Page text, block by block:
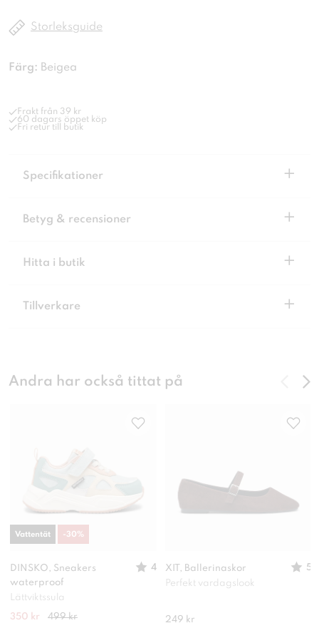
Storleksguide
Färg: Beigea
Frakt från 39 kr
60 dagars öppet köp
Fri retur till butik
Specifikationer +
Betyg & recensioner +
Hitta i butik +
Tillverkare +
Andra har också tittat på
DINSKO, Sneakers
waterproof
4
Lättviktssula
350 kr 499 kr
Vattentät -30%
XIT, Ballerinaskor
5
Perfekt vardagslook
249 kr